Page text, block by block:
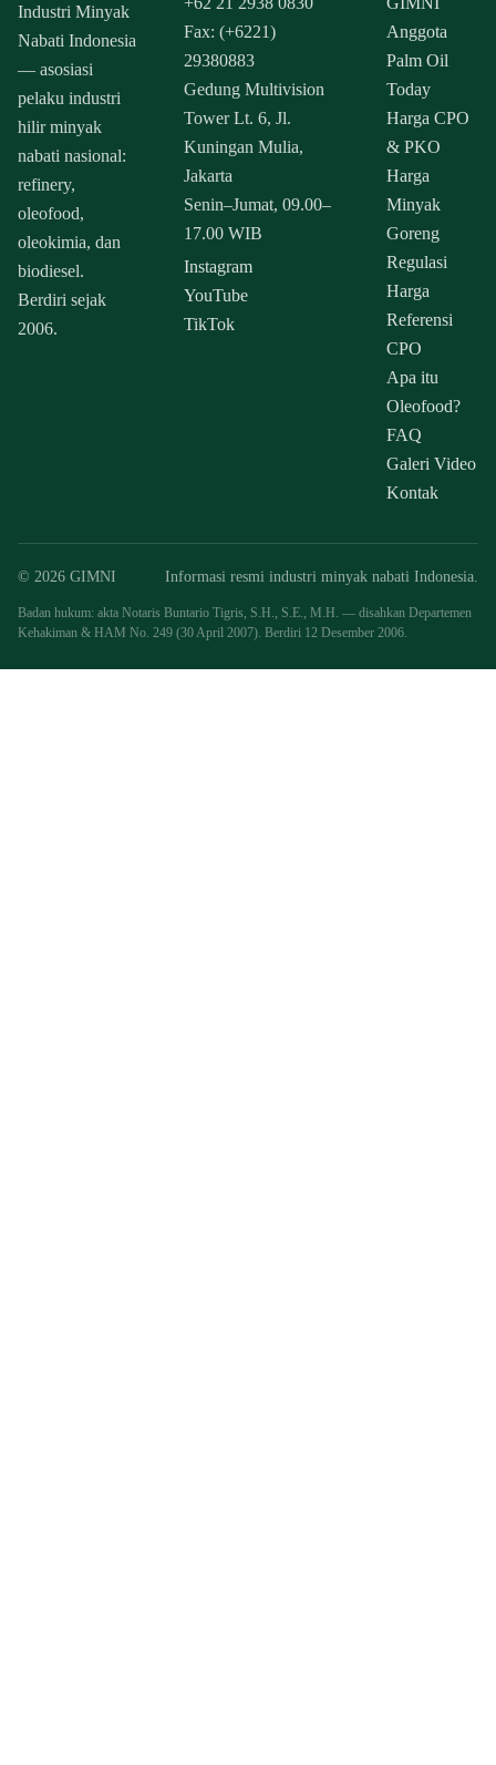
Industri Minyak
Nabati Indonesia
— asosiasi
pelaku industri
hilir minyak
nabati nasional:
refinery,
oleofood,
oleokimia, dan
biodiesel.
Berdiri sejak
2006.
Fax: (+6221)
29380883
Gedung Multivision
Tower Lt. 6, Jl.
Kuningan Mulia,
Jakarta
Senin–Jumat, 09.00–
17.00 WIB
Instagram
YouTube
TikTok
Anggota
Palm Oil
Today
Harga CPO
& PKO
Harga
Minyak
Goreng
Regulasi
Harga
Referensi
CPO
Apa itu
Oleofood?
FAQ
Galeri Video
Kontak
© 2026 GIMNI Informasi resmi industri minyak nabati Indonesia.
Badan hukum: akta Notaris Buntario Tigris, S.H., S.E., M.H. — disahkan Departemen
Kehakiman & HAM No. 249 (30 April 2007). Berdiri 12 Desember 2006.